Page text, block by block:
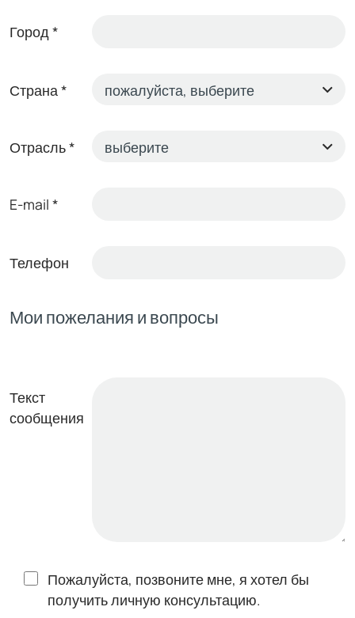
Город *
Страна *
Отрасль*
E-mail *
Телефон
Мои пожелания и вопросы
Текст
сообщения
Пожалуйста, позвоните мне, я хотел бы
получить личную консультацию.